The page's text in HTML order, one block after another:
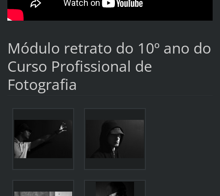
Módulo retrato do 10º ano do
Curso Profissional de
Fotografia